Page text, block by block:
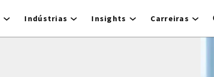
Indústrias Insights Carreiras